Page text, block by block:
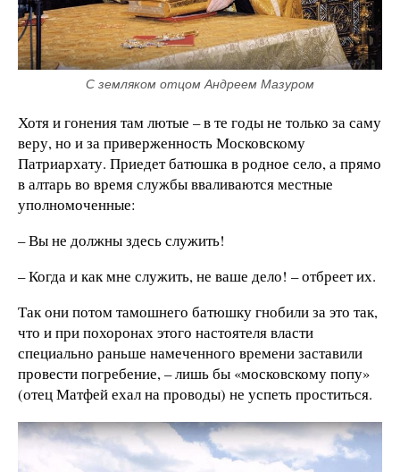
С земляком отцом Андреем Мазуром
Хотя и гонения там лютые – в те годы не только за саму
веру, но и за приверженность Московскому
Патриархату. Приедет батюшка в родное село, а прямо
в алтарь во время службы вваливаются местные
уполномоченные:
– Вы не должны здесь служить!
– Когда и как мне служить, не ваше дело! – отбреет их.
Так они потом тамошнего батюшку гнобили за это так,
что и при похоронах этого настоятеля власти
специально раньше намеченного времени заставили
провести погребение, – лишь бы «московскому попу»
(отец Матфей ехал на проводы) не успеть проститься.